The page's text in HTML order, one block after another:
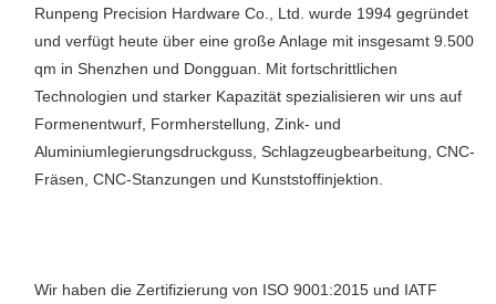
Runpeng Precision Hardware Co., Ltd. wurde 1994 gegründet
und verfügt heute über eine große Anlage mit insgesamt 9.500
qm in Shenzhen und Dongguan. Mit fortschrittlichen
Technologien und starker Kapazität spezialisieren wir uns auf
Formenentwurf, Formherstellung, Zink- und
Aluminiumlegierungsdruckguss, Schlagzeugbearbeitung, CNC-
Fräsen, CNC-Stanzungen und Kunststoffinjektion.
Wir haben die Zertifizierung von ISO 9001:2015 und IATF